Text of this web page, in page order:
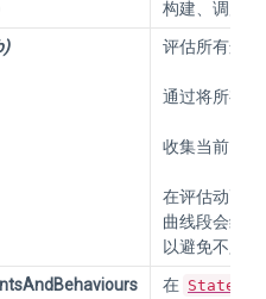
构建、调度
评估所有连
通过将所有
收集当前
在评估动画
曲线段会缓
以避免不必
在